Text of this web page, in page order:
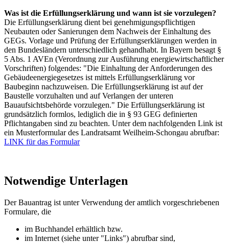
Was ist die Erfüllungserklärung und wann ist sie vorzulegen?
Die Erfüllungserklärung dient bei genehmigungspflichtigen
Neubauten oder Sanierungen dem Nachweis der Einhaltung des
GEGs. Vorlage und Prüfung der Erfüllungserklärungen werden in
den Bundesländern unterschiedlich gehandhabt. In Bayern besagt §
5 Abs. 1 AVEn (Verordnung zur Ausführung energiewirtschaftlicher
Vorschriften) folgendes: "Die Einhaltung der Anforderungen des
Gebäudeenergiegesetzes ist mittels Erfüllungserklärung vor
Baubeginn nachzuweisen. Die Erfüllungserklärung ist auf der
Baustelle vorzuhalten und auf Verlangen der unteren
Bauaufsichtsbehörde vorzulegen." Die Erfüllungserklärung ist
grundsätzlich formlos, lediglich die in § 93 GEG definierten
Pflichtangaben sind zu beachten. Unter dem nachfolgenden Link ist
ein Musterformular des Landratsamt Weilheim-Schongau abrufbar:
LINK für das Formular
Notwendige Unterlagen
Der Bauantrag ist unter Verwendung der amtlich vorgeschriebenen
Formulare, die
im Buchhandel erhältlich bzw.
im Internet (siehe unter "Links") abrufbar sind,